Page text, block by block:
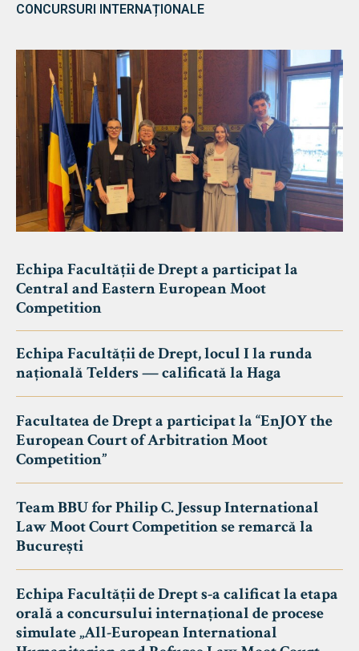
CONCURSURI INTERNAȚIONALE
Echipa Facultății de Drept a participat la
Central and Eastern European Moot
Competition
Echipa Facultății de Drept, locul I la runda
națională Telders — calificată la Haga
Facultatea de Drept a participat la “EnJOY the
European Court of Arbitration Moot
Competition”
Team BBU for Philip C. Jessup International
Law Moot Court Competition se remarcă la
București
Echipa Facultății de Drept s-a calificat la etapa
orală a concursului internațional de procese
simulate „All-European International